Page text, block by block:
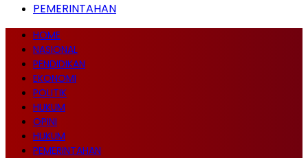
PEMERINTAHAN
HOME
NASIONAL
PENDIDIKAN
EKONOMI
POLITIK
HUKUM
OPINI
HUKUM
PEMERINTAHAN